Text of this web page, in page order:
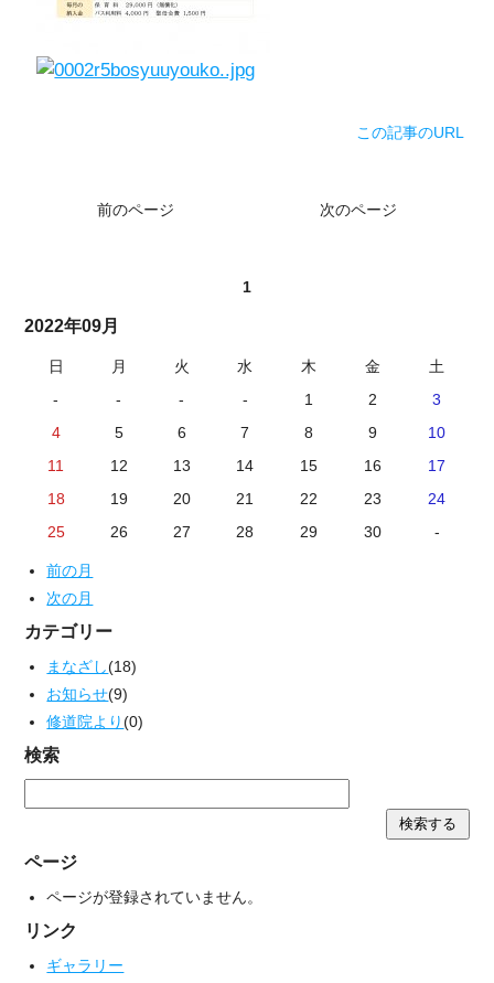
この記事のURL
前のページ 次のページ
1
2022年09月
日 月 火 水 木 金
土
-
- - - 1 2
3
4
5 6 7 8 9
10
11
12 13 14 15 16
17
18
19 20 21 22 23
24
25
26 27 28 29 30 -
前の月
次の月
カテゴリー
まなざし(18)
お知らせ(9)
修道院より(0)
検索
ページ
ページが登録されていません。
リンク
ギャラリー